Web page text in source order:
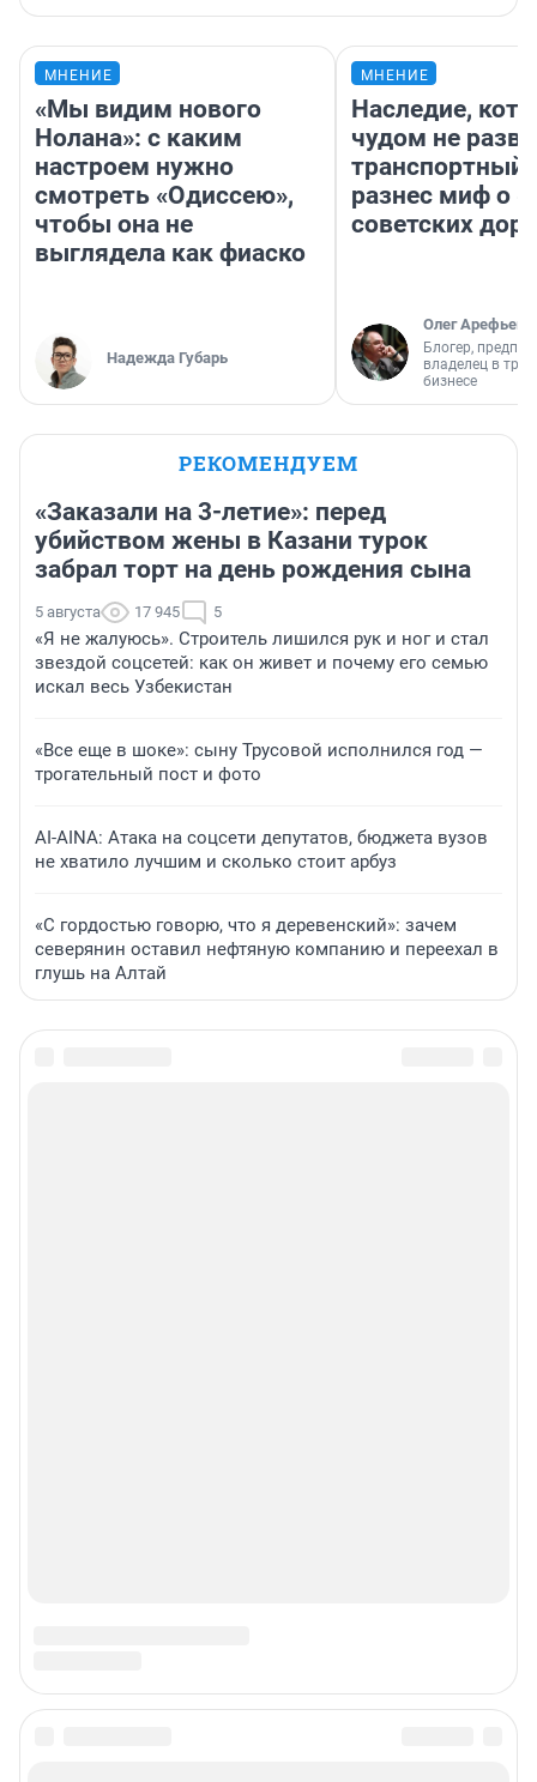
МНЕНИЕ
«Мы видим нового
Нолана»: с каким
настроем нужно
смотреть «Одиссею»,
чтобы она не
выглядела как фиаско
Надежда Губарь
МНЕНИЕ
Наследие,
чудом не
транспортный
разнес миф о
советских
Олег Арефьев
Блогер,
владелец в
бизнесе
РЕКОМЕНДУЕМ
«Заказали на 3-летие»: перед
убийством жены в Казани турок
забрал торт на день рождения сына
5 августа 17 945 5
«Я не жалуюсь». Строитель лишился рук и ног и стал
звездой соцсетей: как он живет и почему его семью
искал весь Узбекистан
«Все еще в шоке»: сыну Трусовой исполнился год —
трогательный пост и фото
AI-AINA: Атака на соцсети депутатов, бюджета вузов
не хватило лучшим и сколько стоит арбуз
«С гордостью говорю, что я деревенский»: зачем
северянин оставил нефтяную компанию и переехал в
глушь на Алтай